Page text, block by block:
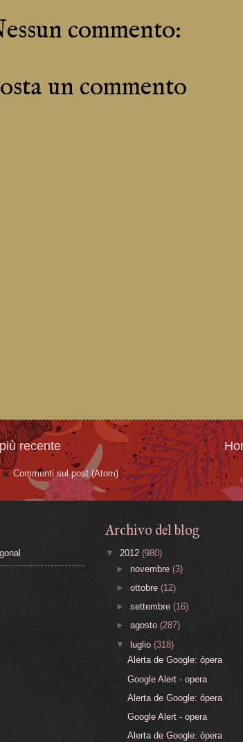
commento:
un commento
recente
a: Commenti sul post (Atom)
Archivo del blog
▼ 2012 (980)
►novembre(3)
►ottobre(12)
►settembre(16)
►agosto(287)
▼luglio(318)
Alerta de Google: ópera
Google Alert - opera
Alerta de Google: ópera
Google Alert - opera
Alerta de Google: ópera